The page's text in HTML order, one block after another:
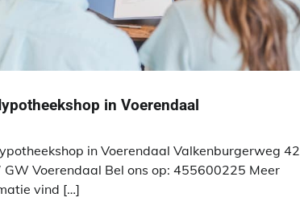
in Voerendaal
in Voerendaal Valkenburgerweg 42
GW Voerendaal Bel ons op: 455600225 Meer
vind […]